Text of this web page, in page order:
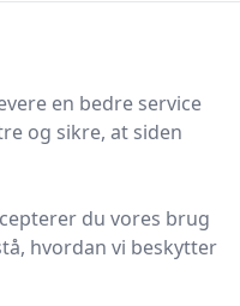
børne-
styr på
af de
en bedre service
og sikre, at siden
du vores brug
hvordan vi beskytter